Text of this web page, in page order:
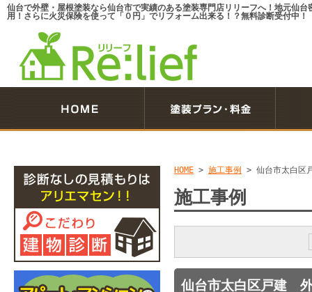
仙台で外壁・屋根塗装なら仙台市で実績のある塗装専門店リリーフへ！地元仙
用！さらに火災保険を使って「０円」でリフォーム出来る！？無料診断受付中！
HOME > 施工事例 > 仙台市太白区
施工事例
仙台市太白区戸建